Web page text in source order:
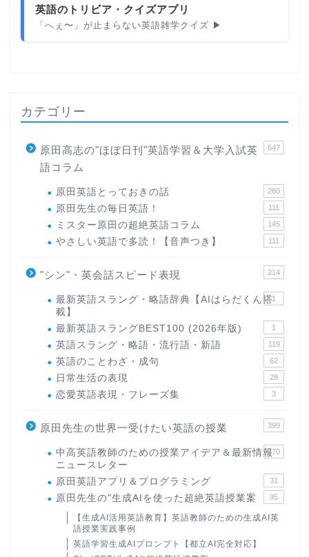
英語のトリビア・クイズアプリ
「へぇ〜」が止まらない英語雑学クイズ ▶
カテゴリー
原田高志の"ほぼ日刊"英語学習＆大学入試英
語コラム
647
原田英語とっておきの話 280
原田先生の毎日英語！ 111
ミスター原田の超絶英語コラム 145
やさしい英語で多読！【音声つき】 111
"シン"・英会話スピード表現 214
最新英語スラング・略語辞典【AIはらだくん搭
載】
1
最新英語スラングBEST100 (2026年版) 1
英語スラング・略語・流行語・新語 119
英語のことわざ・成句 62
日常生活の表現 28
恋愛英語表現・フレーズ集 3
原田先生の世界一受けたい英語の授業 399
中高英語教師のための授業アイデア＆最新情報
ニュースレター
170
原田英語アプリ＆プログラミング 31
原田先生の"生成AIを使った超絶英語授業案 95
【生成AI活用英語教育】英語教師のための生成AI英
語授業実践事例
英語学習生成AIプロンプト【都立AI完全対応】